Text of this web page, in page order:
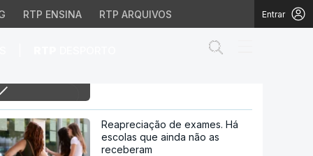
RTP ENSINA RTP ARQUIVOS Entrar
18h Bebé nasce no carro
Reapreciação de exames. Há
escolas que ainda não as
receberam